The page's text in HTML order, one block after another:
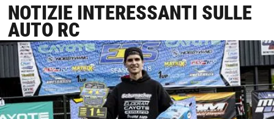
NOTIZIE INTERESSANTI SULLE
AUTO RC